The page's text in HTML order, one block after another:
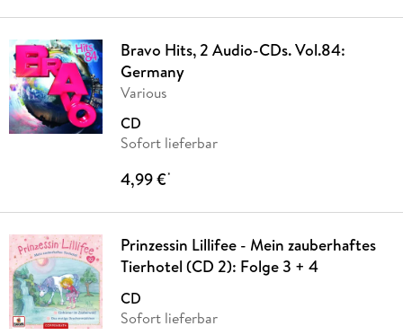
Bravo Hits, 2 Audio-CDs. Vol.84:
Germany
Various
CD
Sofort lieferbar
4,99 €*
Prinzessin Lillifee - Mein zauberhaftes
Tierhotel (CD 2): Folge 3 + 4
CD
Sofort lieferbar